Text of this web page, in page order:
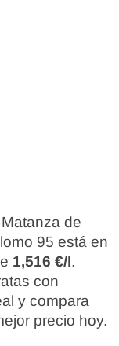
de
95 está en
1,516 €/l.
con
y compara
precio hoy.